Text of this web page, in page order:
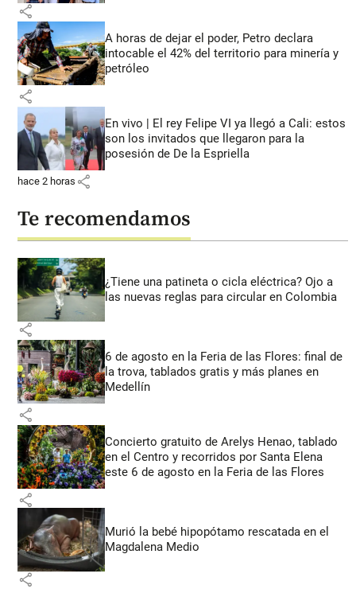
share
A horas de dejar el poder, Petro declara
intocable el 42% del territorio para minería y
petróleo
share
En vivo | El rey Felipe VI ya llegó a Cali: estos
son los invitados que llegaron para la
posesión de De la Espriella
hace 2 horas share
Te recomendamos
¿Tiene una patineta o cicla eléctrica? Ojo a
las nuevas reglas para circular en Colombia
share
6 de agosto en la Feria de las Flores: final de
la trova, tablados gratis y más planes en
Medellín
share
Concierto gratuito de Arelys Henao, tablado
en el Centro y recorridos por Santa Elena
este 6 de agosto en la Feria de las Flores
share
Murió la bebé hipopótamo rescatada en el
Magdalena Medio
share